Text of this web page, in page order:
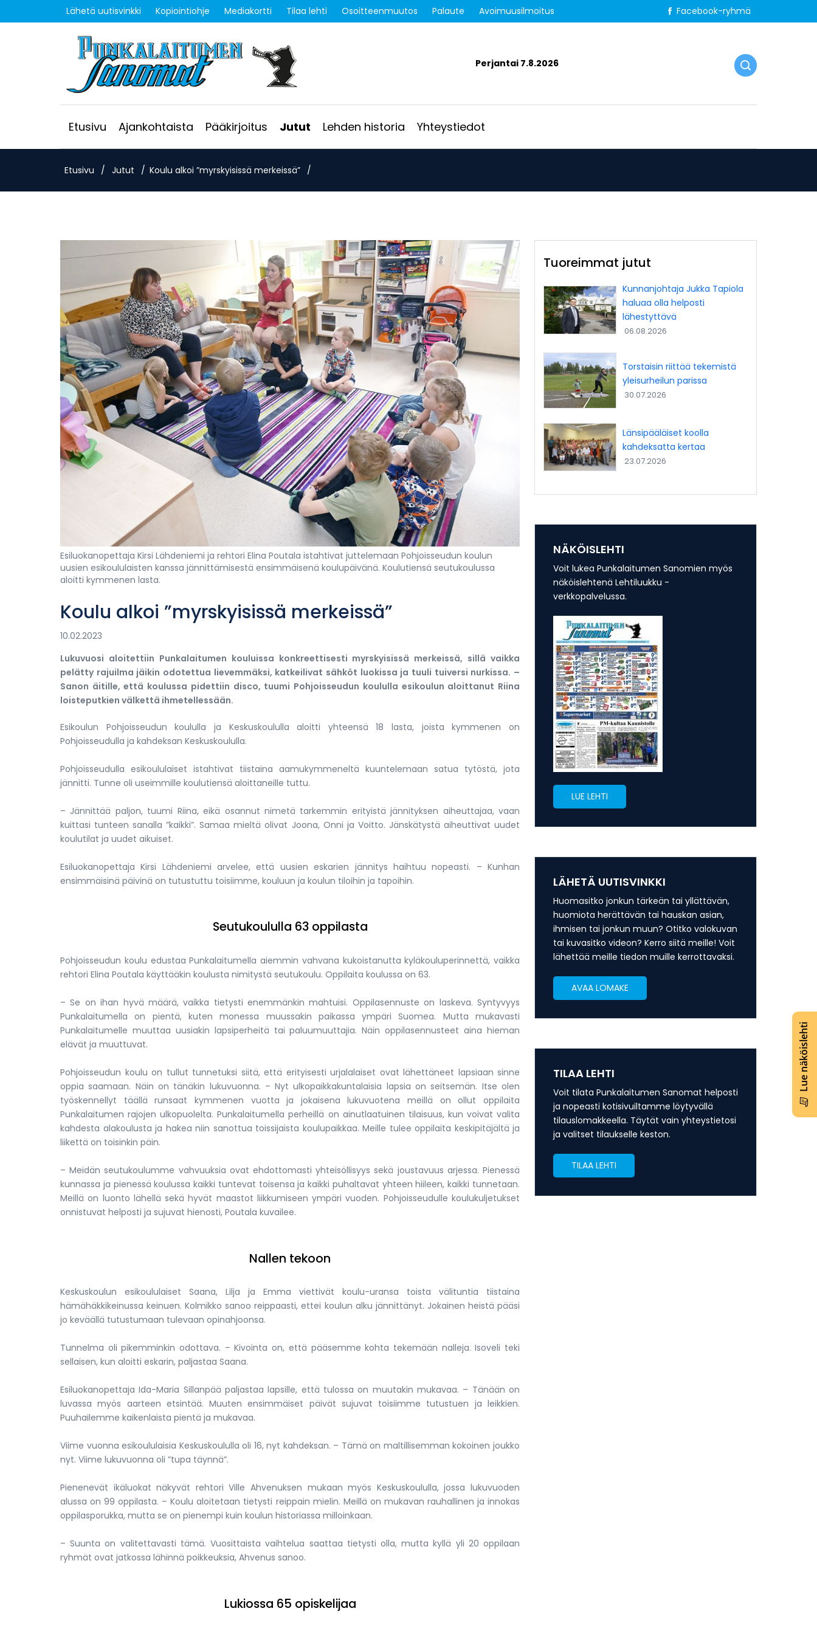
Lue näköislehti
Lähetä uutisvinkki Kopiointiohje Mediakortti Tilaa lehti Osoitteenmuutos Palaute Avoimuusilmoitus Facebook-ryhmä
Perjantai 7.8.2026
Etusivu Ajankohtaista Pääkirjoitus Jutut Lehden historia Yhteystiedot
Etusivu / Jutut / Koulu alkoi ”myrskyisissä merkeissä” /
Esiluokanopettaja Kirsi Lähdeniemi ja rehtori Elina Poutala istahtivat juttelemaan Pohjoisseudun koulun
uusien esikoululaisten kanssa jännittämisestä ensimmäisenä koulupäivänä. Koulutiensä seutukoulussa
aloitti kymmenen lasta.
Koulu alkoi ”myrskyisissä merkeissä”
10.02.2023
Lukuvuosi aloitettiin Punkalaitumen kouluissa konkreettisesti myrskyisissä merkeissä, sillä vaikka
pelätty rajuilma jäikin odotettua lievemmäksi, katkeilivat sähköt luokissa ja tuuli tuiversi nurkissa. –
Sanon äitille, että koulussa pidettiin disco, tuumi Pohjoisseudun koululla esikoulun aloittanut Riina
loisteputkien välkettä ihmetellessään.
Esikoulun Pohjoisseudun koululla ja Keskuskoululla aloitti yhteensä 18 lasta, joista kymmenen on
Pohjoisseudulla ja kahdeksan Keskuskoululla.
Pohjoisseudulla esikoululaiset istahtivat tiistaina aamukymmeneltä kuuntelemaan satua tytöstä, jota
jännitti. Tunne oli useimmille koulutiensä aloittaneille tuttu.
– Jännittää paljon, tuumi Riina, eikä osannut nimetä tarkemmin erityistä jännityksen aiheuttajaa, vaan
kuittasi tunteen sanalla ”kaikki”. Samaa mieltä olivat Joona, Onni ja Voitto. Jänskätystä aiheuttivat uudet
koulutilat ja uudet aikuiset.
Esiluokanopettaja Kirsi Lähdeniemi arvelee, että uusien eskarien jännitys haihtuu nopeasti. – Kunhan
ensimmäisinä päivinä on tutustuttu toisiimme, kouluun ja koulun tiloihin ja tapoihin.
Seutukoululla 63 oppilasta
Pohjoisseudun koulu edustaa Punkalaitumella aiemmin vahvana kukoistanutta kyläkouluperinnettä, vaikka
rehtori Elina Poutala käyttääkin koulusta nimitystä seutukoulu. Oppilaita koulussa on 63.
– Se on ihan hyvä määrä, vaikka tietysti enemmänkin mahtuisi. Oppilasennuste on laskeva. Syntyvyys
Punkalaitumella on pientä, kuten monessa muussakin paikassa ympäri Suomea. Mutta mukavasti
Punkalaitumelle muuttaa uusiakin lapsiperheitä tai paluumuuttajia. Näin oppilasennusteet aina hieman
elävät ja muuttuvat.
Pohjoisseudun koulu on tullut tunnetuksi siitä, että erityisesti urjalalaiset ovat lähettäneet lapsiaan sinne
oppia saamaan. Näin on tänäkin lukuvuonna. – Nyt ulkopaikkakuntalaisia lapsia on seitsemän. Itse olen
työskennellyt täällä runsaat kymmenen vuotta ja jokaisena lukuvuotena meillä on ollut oppilaita
Punkalaitumen rajojen ulkopuolelta. Punkalaitumella perheillä on ainutlaatuinen tilaisuus, kun voivat valita
kahdesta alakoulusta ja hakea niin sanottua toissijaista koulupaikkaa. Meille tulee oppilaita keskipitäjältä ja
liikettä on toisinkin päin.
– Meidän seutukoulumme vahvuuksia ovat ehdottomasti yhteisöllisyys sekä joustavuus arjessa. Pienessä
kunnassa ja pienessä koulussa kaikki tuntevat toisensa ja kaikki puhaltavat yhteen hiileen, kaikki tunnetaan.
Meillä on luonto lähellä sekä hyvät maastot liikkumiseen ympäri vuoden. Pohjoisseudulle koulukuljetukset
onnistuvat helposti ja sujuvat hienosti, Poutala kuvailee.
Nallen tekoon
Keskuskoulun esikoululaiset Saana, Lilja ja Emma viettivät koulu-uransa toista välituntia tiistaina
hämähäkkikeinussa keinuen. Kolmikko sanoo reippaasti, ettei koulun alku jännittänyt. Jokainen heistä pääsi
jo keväällä tutustumaan tulevaan opinahjoonsa.
Tunnelma oli pikemminkin odottava. – Kivointa on, että pääsemme kohta tekemään nalleja. Isoveli teki
sellaisen, kun aloitti eskarin, paljastaa Saana.
Esiluokanopettaja Ida-Maria Sillanpää paljastaa lapsille, että tulossa on muutakin mukavaa. – Tänään on
luvassa myös aarteen etsintää. Muuten ensimmäiset päivät sujuvat toisiimme tutustuen ja leikkien.
Puuhailemme kaikenlaista pientä ja mukavaa.
Viime vuonna esikoululaisia Keskuskoululla oli 16, nyt kahdeksan. – Tämä on maltillisemman kokoinen joukko
nyt. Viime lukuvuonna oli ”tupa täynnä”.
Pienenevät ikäluokat näkyvät rehtori Ville Ahvenuksen mukaan myös Keskuskoululla, jossa lukuvuoden
alussa on 99 oppilasta. – Koulu aloitetaan tietysti reippain mielin. Meillä on mukavan rauhallinen ja innokas
oppilasporukka, mutta se on pienempi kuin koulun historiassa milloinkaan.
– Suunta on valitettavasti tämä. Vuosittaista vaihtelua saattaa tietysti olla, mutta kyllä yli 20 oppilaan
ryhmät ovat jatkossa lähinnä poikkeuksia, Ahvenus sanoo.
Lukiossa 65 opiskelijaa
Tuoreimmat jutut
Kunnanjohtaja Jukka Tapiola
haluaa olla helposti
lähestyttävä
06.08.2026
Torstaisin riittää tekemistä
yleisurheilun parissa
30.07.2026
Länsipääläiset koolla
kahdeksatta kertaa
23.07.2026
NÄKÖISLEHTI
Voit lukea Punkalaitumen Sanomien myös
näköislehtenä Lehtiluukku -
verkkopalvelussa.
LUE LEHTI
LÄHETÄ UUTISVINKKI
Huomasitko jonkun tärkeän tai yllättävän,
huomiota herättävän tai hauskan asian,
ihmisen tai jonkun muun? Otitko valokuvan
tai kuvasitko videon? Kerro siitä meille! Voit
lähettää meille tiedon muille kerrottavaksi.
AVAA LOMAKE
TILAA LEHTI
Voit tilata Punkalaitumen Sanomat helposti
ja nopeasti kotisivuiltamme löytyvällä
tilauslomakkeella. Täytät vain yhteystietosi
ja valitset tilaukselle keston.
TILAA LEHTI